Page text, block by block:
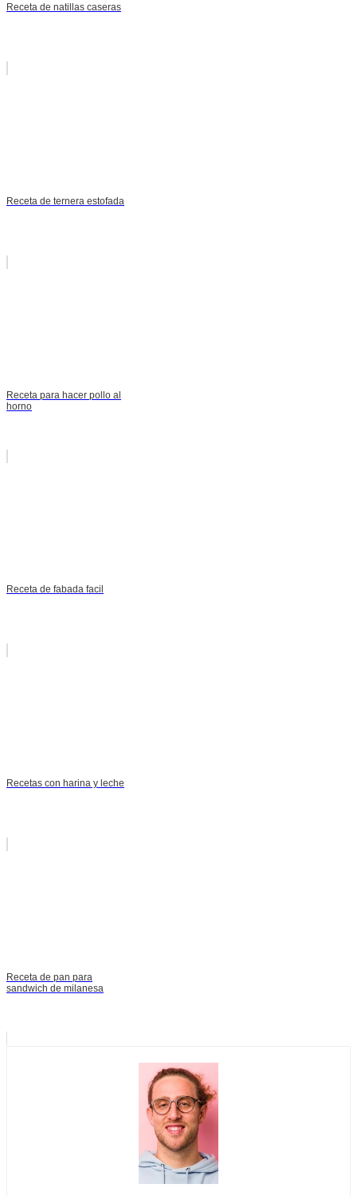
Receta de natillas caseras
Receta de ternera estofada
Receta para hacer pollo al
horno
Receta de fabada facil
Recetas con harina y leche
Receta de pan para
sandwich de milanesa